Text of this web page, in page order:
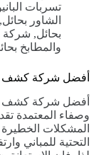
تسربات
الشاور بحائل,
بحائل, شركة
والمطابخ
أفضل شركة كشف
أفضل شركة كشف
وصفاء المعتمدة
المشكلات الخطيرة
التحتية للمباني